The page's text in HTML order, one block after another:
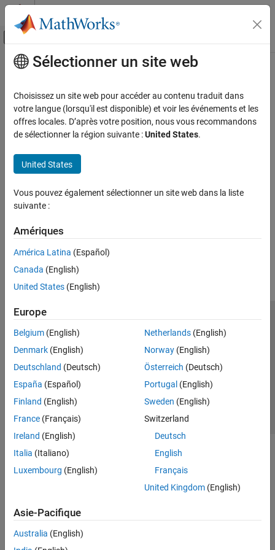
Passer au contenu
Activer/désactiver l'affichage du menu
Accueil de la documentation
Catégorie
Computer Vision Toolbox
Image Processing Toolbox
Get Started with Lidar Toolbox
Filtering, Conversion, and Geometric
Operations
Labeling, Segmentation, and Detection
Registration and SLAM
Medical Imaging Toolbox
Vision HDL Toolbox
Contenu principal
How useful was this information?
Sélectionner un site web
Choisissez un site web pour accéder au contenu traduit dans
votre langue (lorsqu'il est disponible) et voir les événements et les
offres locales. D’après votre position, nous vous recommandons
de sélectionner la région suivante :United States.
United States
Vous pouvez également sélectionner un site web dans la liste
suivante :
Amériques
América Latina (Español)
Canada (English)
United States (English)
Europe
Belgium (English)
Denmark (English)
Deutschland (Deutsch)
España (Español)
Finland (English)
France (Français)
Ireland (English)
Italia (Italiano)
Luxembourg (English)
Netherlands(English)
Norway(English)
Österreich (Deutsch)
Portugal (English)
Sweden (English)
Switzerland
Deutsch
English
Français
United Kingdom(English)
Asie-Pacifique
Australia (English)
Lutte anti-piratage
Contacts locaux
© 1994-2026 The MathWorks, Inc.